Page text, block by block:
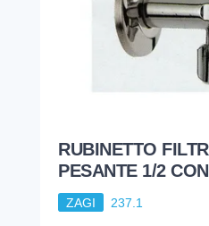
RUBINETTO
PESANTE 1/2
ZAGI 237.1